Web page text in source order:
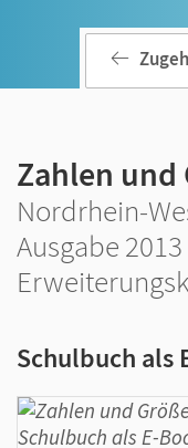
Zahlen und
Nordrhein-
Ausgabe
Schulbuch als